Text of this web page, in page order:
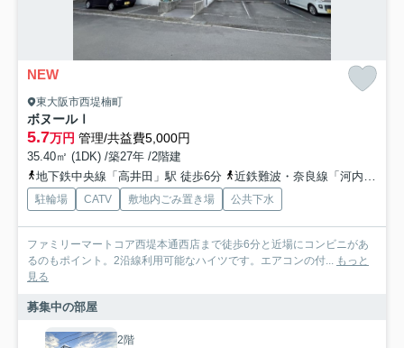
NEW
東大阪市西堤楠町
ボヌールⅠ
5.7万円 管理/共益費5,000円
35.40㎡ (1DK) /築27年 /2階建
地下鉄中央線「高井田」駅 徒歩6分
近鉄難波・奈良線「河内永和」駅 徒歩23分
駐輪場 CATV 敷地内ごみ置き場 公共下水
ファミリーマートコア西堤本通西店まで徒歩6分と近場にコンビニがあ
るのもポイント。2沿線利用可能なハイツです。エアコンの付... もっと
見る
募集中の部屋
2階